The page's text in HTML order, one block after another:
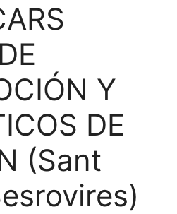
Y
DE
(Sant